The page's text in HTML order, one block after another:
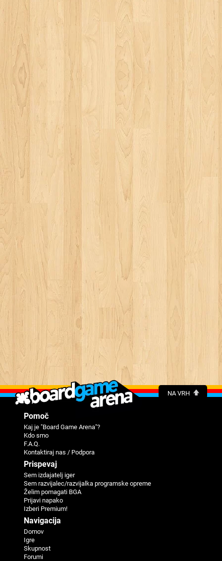
NA VRH
Pomoč
Kaj je "Board Game Arena"?
Kdo smo
F.A.Q.
Kontaktiraj nas / Podpora
Prispevaj
Sem izdajatelj iger
Sem razvijalec/razvijalka programske opreme
Želim pomagati BGA
Prijavi napako
Izberi Premium!
Navigacija
Domov
Igre
Skupnost
Forumi